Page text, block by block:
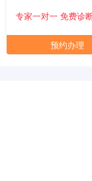
专家一对一 免费诊
预约办理